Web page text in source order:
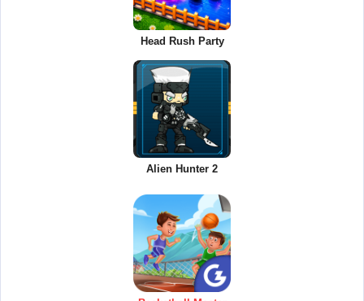
Head Rush Party
Alien Hunter 2